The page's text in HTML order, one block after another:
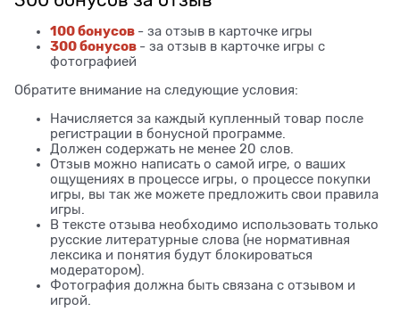
100 бонусов - за отзыв в карточке игры
300 бонусов - за отзыв в карточке игры с
фотографией
Обратите внимание на следующие условия:
Начисляется за каждый купленный товар после
регистрации в бонусной программе.
Должен содержать не менее 20 слов.
Отзыв можно написать о самой игре, о ваших
ощущениях в процессе игры, о процессе покупки
игры, вы так же можете предложить свои правила
игры.
В тексте отзыва необходимо использовать только
русские литературные слова (не нормативная
лексика и понятия будут блокироваться
модератором).
Фотография должна быть связана с отзывом и
игрой.